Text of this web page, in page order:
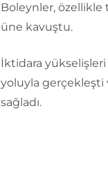
Boleynler,
üne kavuştu.
İktidara
yoluyla gerçekleşti
sağladı.